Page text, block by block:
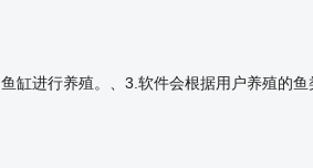
进行养殖。、3.软件会根据用户养殖的